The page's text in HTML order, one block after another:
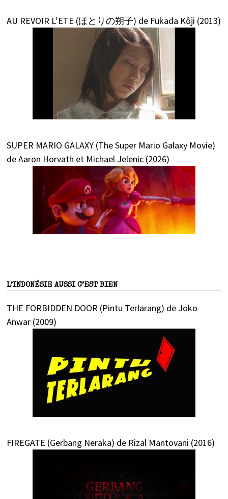
AU REVOIR L’ETE (ほとりの朔子) de Fukada Kôji (2013)
SUPER MARIO GALAXY (The Super Mario Galaxy Movie)
de Aaron Horvath et Michael Jelenic (2026)
L’INDONÉSIE AUSSI C’EST BIEN
THE FORBIDDEN DOOR (Pintu Terlarang) de Joko
Anwar (2009)
FIREGATE (Gerbang Neraka) de Rizal Mantovani (2016)